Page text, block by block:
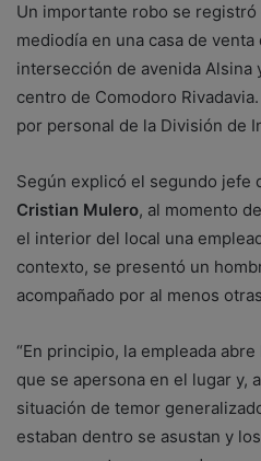
Un importante robo se
mediodía en una casa de
intersección de avenida Alsina
centro de Comodoro
por personal de la División de
Según explicó el segundo jefe
Cristian Mulero, al momento
el interior del local una
contexto, se presentó un
acompañado por al menos
“En principio, la empleada
que se apersona en el lugar y,
situación de temor
estaban dentro se asustan y